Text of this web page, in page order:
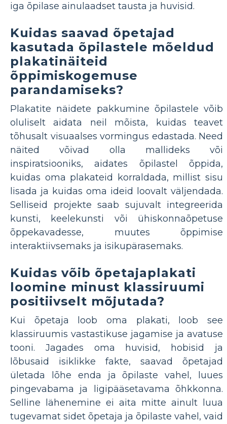
iga õpilase ainulaadset tausta ja huvisid.
Kuidas saavad õpetajad
kasutada õpilastele mõeldud
plakatinäiteid
õppimiskogemuse
parandamiseks?
Plakatite näidete pakkumine õpilastele võib
oluliselt aidata neil mõista, kuidas teavet
tõhusalt visuaalses vormingus edastada. Need
näited võivad olla mallideks või
inspiratsiooniks, aidates õpilastel õppida,
kuidas oma plakateid korraldada, millist sisu
lisada ja kuidas oma ideid loovalt väljendada.
Selliseid projekte saab sujuvalt integreerida
kunsti, keelekunsti või ühiskonnaõpetuse
õppekavadesse, muutes õppimise
interaktiivsemaks ja isikupärasemaks.
Kuidas võib õpetajaplakati
loomine minust klassiruumi
positiivselt mõjutada?
Kui õpetaja loob oma plakati, loob see
klassiruumis vastastikuse jagamise ja avatuse
tooni. Jagades oma huvisid, hobisid ja
lõbusaid isiklikke fakte, saavad õpetajad
ületada lõhe enda ja õpilaste vahel, luues
pingevabama ja ligipääsetavama õhkkonna.
Selline lähenemine ei aita mitte ainult luua
tugevamat sidet õpetaja ja õpilaste vahel, vaid